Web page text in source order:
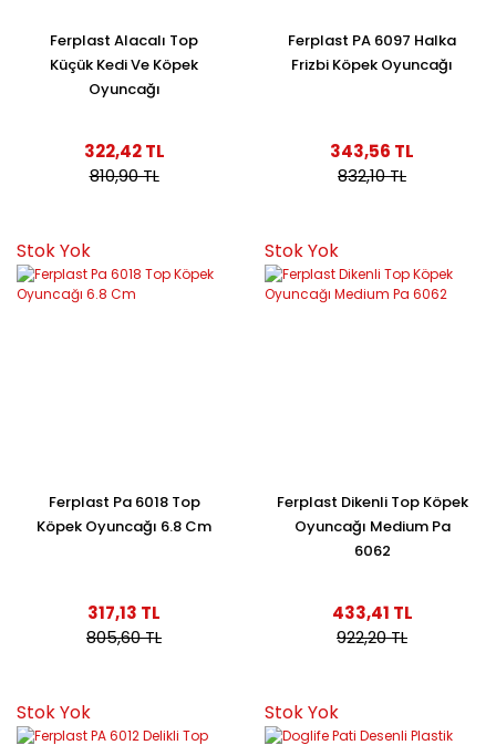
Ferplast Alacalı Top
Küçük Kedi Ve Köpek
Oyuncağı
322,42 TL
810,90 TL
Ferplast PA 6097 Halka
Frizbi Köpek Oyuncağı
343,56 TL
832,10 TL
Stok Yok
Ferplast Pa 6018 Top
Köpek Oyuncağı 6.8 Cm
317,13 TL
805,60 TL
Stok Yok
Ferplast Dikenli Top Köpek
Oyuncağı Medium Pa
6062
433,41 TL
922,20 TL
Stok Yok Stok Yok